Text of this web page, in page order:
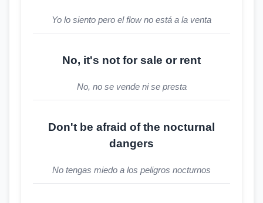
Yo lo siento pero el flow no está a la venta
No, it's not for sale or rent
No, no se vende ni se presta
Don't be afraid of the nocturnal
dangers
No tengas miedo a los peligros nocturnos